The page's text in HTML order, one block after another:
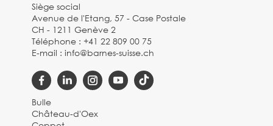
Siège social
Avenue de l'Etang, 57 - Case Postale
CH - 1211 Genève 2
Téléphone :+41 22 809 00 75
E-mail :info@barnes-suisse.ch
Bulle
Château-d'Oex